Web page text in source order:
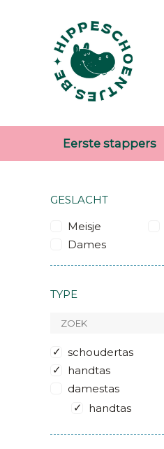
Eerste stappers
GESLACHT
Meisje
Dames
TYPE
schoudertas
handtas
damestas
handtas